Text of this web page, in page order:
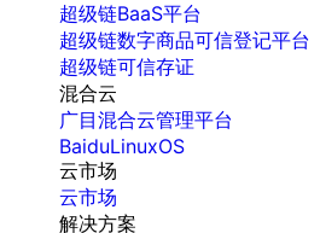
超级链BaaS平台
超级链数字商品可信登记平台
超级链可信存证
混合云
广目混合云管理平台
BaiduLinuxOS
云市场
云市场
解决方案